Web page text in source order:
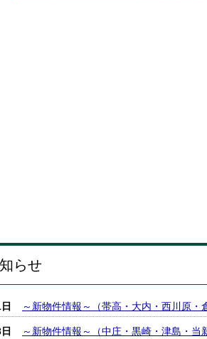
らせ
～新物件情報～（帯高・大内・西川原
～新物件情報～（中庄・黒崎・津島・